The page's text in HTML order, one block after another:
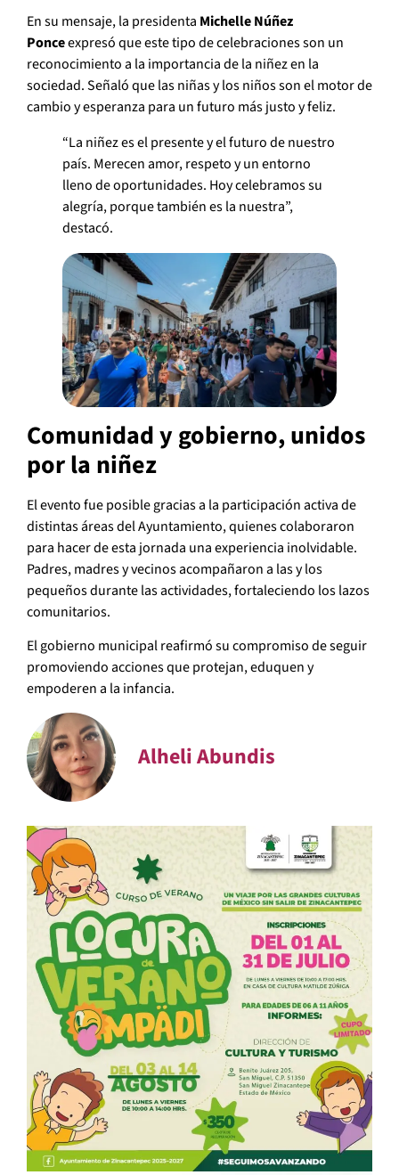
En su mensaje, la presidenta Michelle Núñez
Ponceexpresó que este tipo de celebraciones son un
reconocimiento a la importancia de la niñez en la
sociedad. Señaló que las niñas y los niños son el motor de
cambio y esperanza para un futuro más justo y feliz.
“La niñez es el presente y el futuro de nuestro
país. Merecen amor, respeto y un entorno
lleno de oportunidades. Hoy celebramos su
alegría, porque también es la nuestra”,
destacó.
Comunidad y gobierno, unidos
por la niñez
El evento fue posible gracias a la participación activa de
distintas áreas del Ayuntamiento, quienes colaboraron
para hacer de esta jornada una experiencia inolvidable.
Padres, madres y vecinos acompañaron a las y los
pequeños durante las actividades, fortaleciendo los lazos
comunitarios.
El gobierno municipal reafirmó su compromiso de seguir
promoviendo acciones que protejan, eduquen y
empoderen a la infancia.
Alheli Abundis